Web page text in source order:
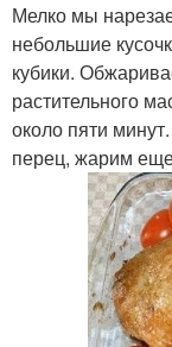
Мелко мы
небольшие
кубики.
растительного
около пяти
перец, жарим